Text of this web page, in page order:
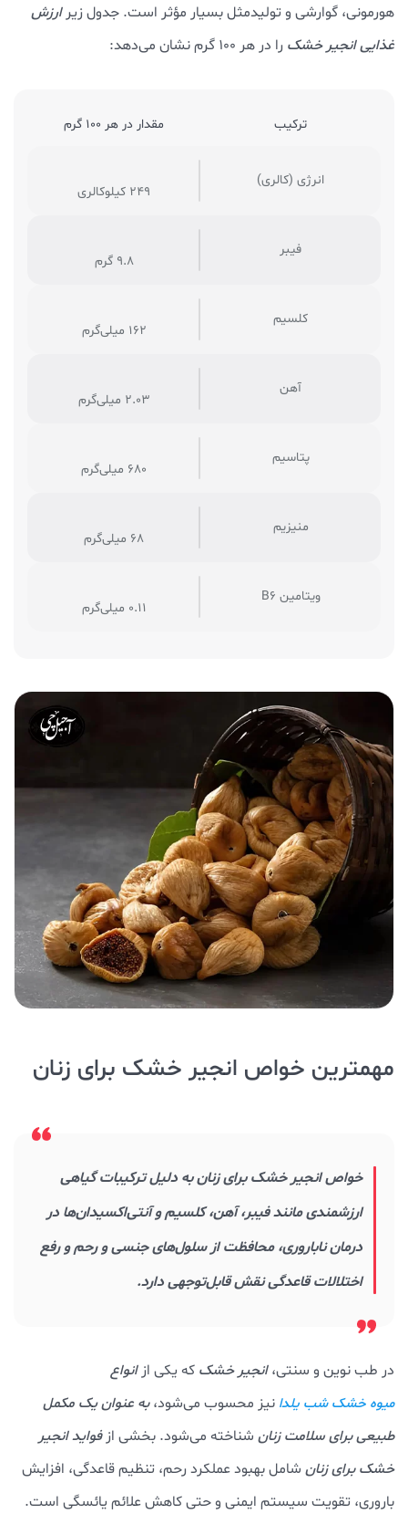
هورمونی، گوارشی و تولیدمثل بسیار مؤثر است. جدول زیر ارزش
غذایی انجیر خشک را در هر ۱۰۰ گرم نشان می‌دهد:
ترکیب مقدار در هر 100 گرم
انرژی (کالری)
249 کیلوکالری
فیبر
9.8 گرم
کلسیم
162 میلی‌گرم
آهن
2.03 میلی‌گرم
پتاسیم
680 میلی‌گرم
منیزیم
68 میلی‌گرم
ویتامین B6
0.11 میلی‌گرم
مهمترین خواص انجیر خشک برای زنان
خواص انجیر خشک برای زنان به دلیل ترکیبات گیاهی
ارزشمندی مانند فیبر، آهن، کلسیم و آنتی‌اکسیدان‌ها در
درمان ناباروری، محافظت از سلول‌های جنسی و رحم و رفع
اختلالات قاعدگی نقش قابل‌توجهی دارد.
در طب نوین و سنتی،انجیر خشک که یکی از انواع
میوه خشک شب یلدا نیز محسوب می‌شود،به عنوان یک مکمل
طبیعی برای سلامت زنان شناخته می‌شود. بخشی ازفواید انجیر
خشک برای زنان شامل بهبود عملکرد رحم، تنظیم قاعدگی، افزایش
باروری، تقویت سیستم ایمنی و حتی کاهش علائم یائسگی است.